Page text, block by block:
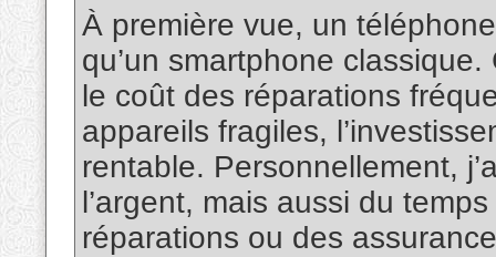
À première vue, un
qu’un smartphone
le coût des réparations
appareils fragiles,
rentable. Personnellement,
l’argent, mais aussi du
réparations ou des